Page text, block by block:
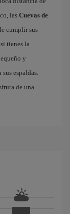
las Cuevas de
cumplir sus
tienes la
y
espaldas.
de una